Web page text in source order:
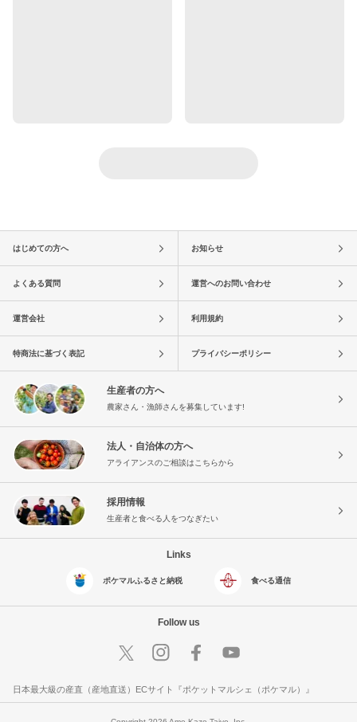
はじめての方へ お知らせ
よくある質問 運営へのお問い合わせ
運営会社 利用規約
特商法に基づく表記 プライバシーポリシー
生産者の方へ
農家さん・漁師さんを募集しています!
法人・自治体の方へ
アライアンスのご相談はこちらから
採用情報
生産者と食べる人をつなぎたい
Links
ポケマルふるさと納税 食べる通信
Follow us
日本最大級の産直（産地直送）ECサイト『ポケットマルシェ（ポケマル）』